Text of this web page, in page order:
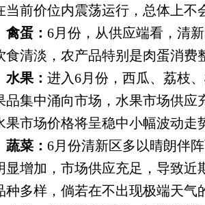
当前价位内震荡运行，总体上不
禽蛋： 6月份，从供应端看，清
食清淡，农产品特别是肉蛋消费
水果： 进入6月份，西瓜、荔枝
品集中涌向市场，水果市场供
果市场价格将呈稳中小幅波动走
蔬菜： 6月份清新区多以晴朗伴
显增加，市场供应充足，导致
种多样，倘若在不出现极端天气